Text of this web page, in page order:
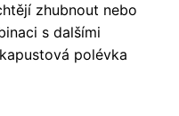
zhubnout nebo
s dalšími
polévka